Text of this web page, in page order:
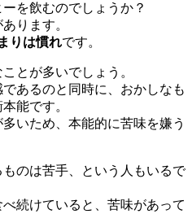
を飲むのでしょうか？
ります。
りは慣れです。
とが多いでしょう。
あるのと同時に、おかしなも
能です。
いため、本能的に苦味を嫌う
のは苦手、という人もいるで
続けていると、苦味があって